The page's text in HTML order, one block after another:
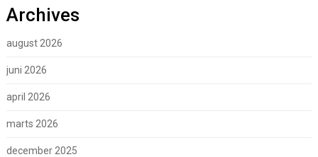
Archives
august 2026
juni 2026
april 2026
marts 2026
december 2025